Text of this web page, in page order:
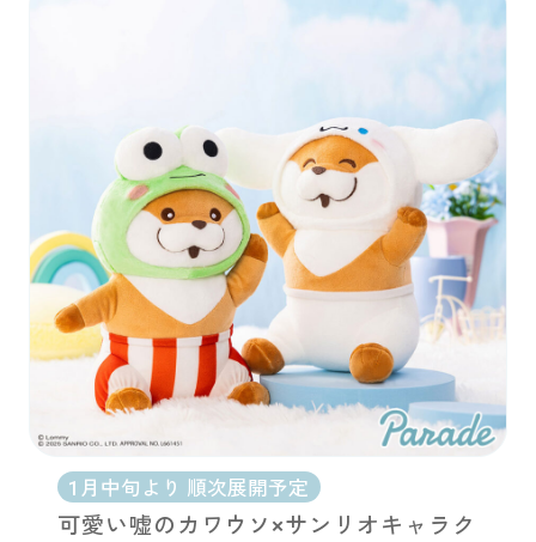
1月中旬より 順次展開予定
可愛い嘘のカワウソ×サンリオキャラク